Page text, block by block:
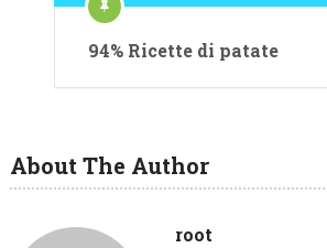
94% Ricette di patate
About The Author
root